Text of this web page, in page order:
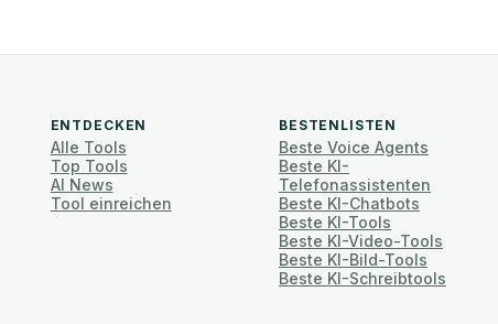
ENTDECKEN
Alle Tools
Top Tools
AI News
Tool einreichen
BESTENLISTEN
Beste Voice Agents
Beste KI-
Telefonassistenten
Beste KI-Chatbots
Beste KI-Tools
Beste KI-Video-Tools
Beste KI-Bild-Tools
Beste KI-Schreibtools